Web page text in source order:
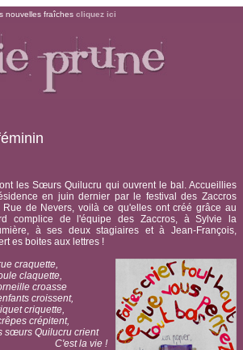
nouvelles fraîches cliquez ici
les Sœurs Quilucru qui ouvrent le bal. Accueillies
en juin dernier par le festival des Zaccros
Rue de Nevers, voilà ce qu'elles ont créé grâce au
complice de l'équipe des Zaccros, à Sylvie la
à ses deux stagiaires et à Jean-François,
es boites aux lettres !
craquette,
claquette,
croasse
croissent,
criquette,
crépitent,
sœurs Quilucru crient
C'est la vie !